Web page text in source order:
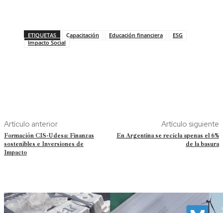
ETIQUETAS Capacitación Educación financiera
ESG
Impacto Social
Artículo anterior
Formación CIS-Udesa: Finanzas
sostenibles e Inversiones de
Impacto
Artículo siguiente
En Argentina se recicla apenas el 6%
de la basura